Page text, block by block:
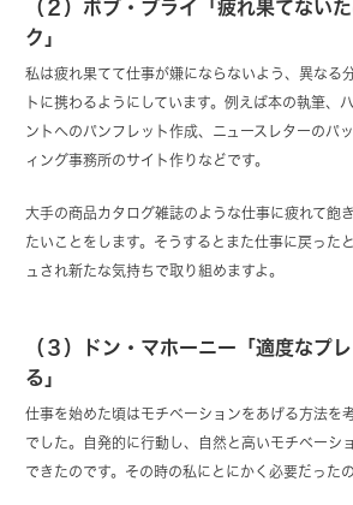
（２）ボブ・ブライ「疲れ果てない
ク」
私は疲れ果てて仕事が嫌にならないよう、異なる
トに携わるようにしています。例えば本の執筆、
ントへのパンフレット作成、ニュースレターのパ
ィング事務所のサイト作りなどです。
大手の商品カタログ雑誌のような仕事に疲れて飽
たいことをします。そうするとまた仕事に戻った
ュされ新たな気持ちで取り組めますよ。
（３）ドン・マホーニー「適度なプ
る」
仕事を始めた頃はモチベーションをあげる方法を
でした。自発的に行動し、自然と高いモチベーシ
できたのです。その時の私にとにかく必要だった